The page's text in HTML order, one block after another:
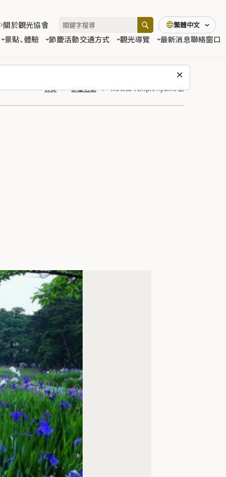
景點、體驗 節慶活動交通方式 觀光導覽 最新消息聯絡窗口
關於觀光協會 繁體中文
首頁 節慶活動 Moetsu Temple Ayame 節